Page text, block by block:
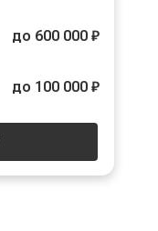
до 600 000 ₽
до 100 000 ₽